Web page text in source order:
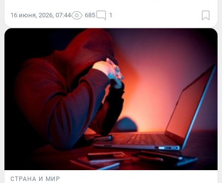
16 июня, 2026, 07:44 685 1
СТРАНА И МИР